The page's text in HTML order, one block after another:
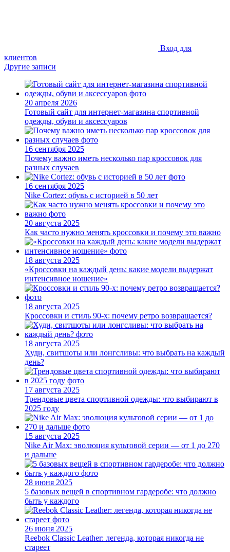
Вход для
клиентов
Другие записи
20 апреля 2026
Готовый сайт для интернет-магазина спортивной
одежды, обуви и аксессуаров
16 сентября 2025
Почему важно иметь несколько пар кроссовок для
разных случаев
16 сентября 2025
Nike Cortez: обувь с историей в 50 лет
20 августа 2025
Как часто нужно менять кроссовки и почему это важно
18 августа 2025
«Кроссовки на каждый день: какие модели выдержат
интенсивное ношение»
18 августа 2025
Кроссовки и стиль 90-х: почему ретро возвращается?
18 августа 2025
Худи, свитшоты или лонгсливы: что выбрать на каждый
день?
17 августа 2025
Трендовые цвета спортивной одежды: что выбирают в
2025 году
15 августа 2025
Nike Air Max: эволюция культовой серии — от 1 до 270
и дальше
28 июня 2025
5 базовых вещей в спортивном гардеробе: что должно
быть у каждого
26 июня 2025
Reebok Classic Leather: легенда, которая никогда не
стареет